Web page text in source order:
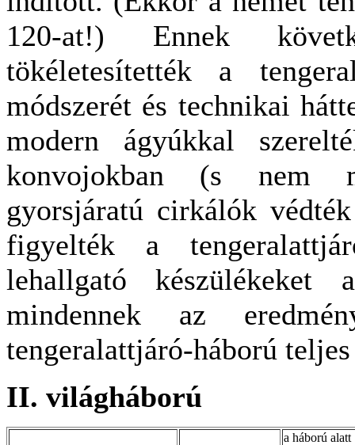
120-at!) Ennek
tökéletesítették a
módszerét és technikai
modern ágyúkkal
konvojokban (s nem
gyorsjáratú cirkálók
figyelték a
lehallgató
mindennek az
tengeralattjáró-háború
II. világháború
a háború alatt